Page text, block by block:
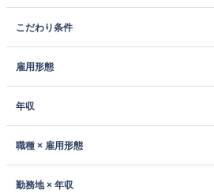
こだわり条件
雇用形態
年収
職種 × 雇用形態
勤務地 × 年収